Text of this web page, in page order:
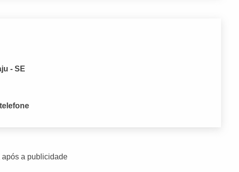
- SE
a publicidade